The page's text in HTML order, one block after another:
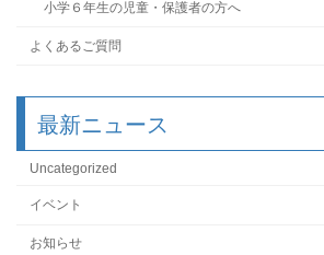
小学６年生の児童・保護者の方へ
よくあるご質問
最新ニュース
Uncategorized
イベント
お知らせ